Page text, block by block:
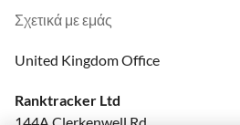
Σχετικά με εμάς
United Kingdom Office
Ranktracker Ltd